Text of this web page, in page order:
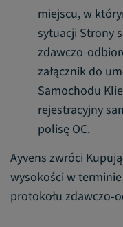
miejscu, w
sytuacji Strony
zdawczo-
załącznik do
Samochodu
rejestracyjny
polisę OC.
Ayvens zwróci
wysokości w
protokołu zdawczo-